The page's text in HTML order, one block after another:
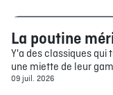
Bouffe
La poutine
Y'a des classiques qui
une miette de leur
09 juil. 2026